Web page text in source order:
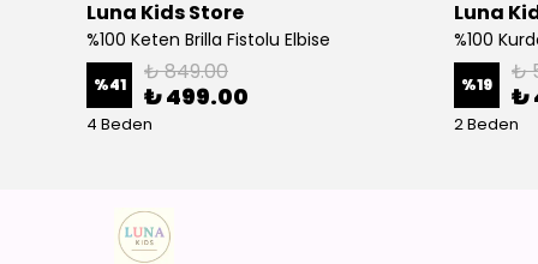
Luna Kids Store
%100 Keten Brilla Fistolu Elbise
%41 ₺ 849.00
₺ 499.00
4 Beden
Luna
%100
%19 ₺
₺
2 Beden